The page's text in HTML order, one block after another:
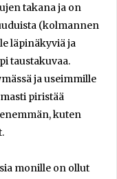
takana ja on
(kolmannen
läpinäkyviä ja
taustakuvaa.
ja useimmille
piristää
kuten
monille on ollut